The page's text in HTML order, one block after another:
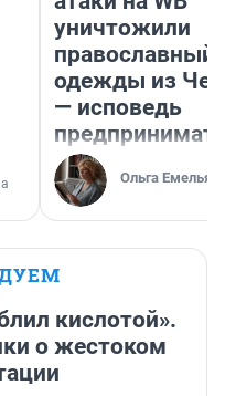
уничтожили
православный
одежды из
— исповедь
Ольга
кислотой».
о жестоком